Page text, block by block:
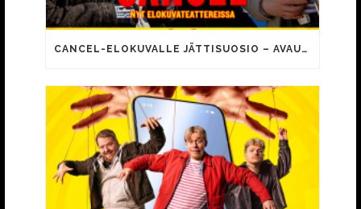
CANCEL-ELOKUVALLE JÄTTISUOSIO – AVAUSPÄIVÄNÄ JO 15 492 KATSOJAA!